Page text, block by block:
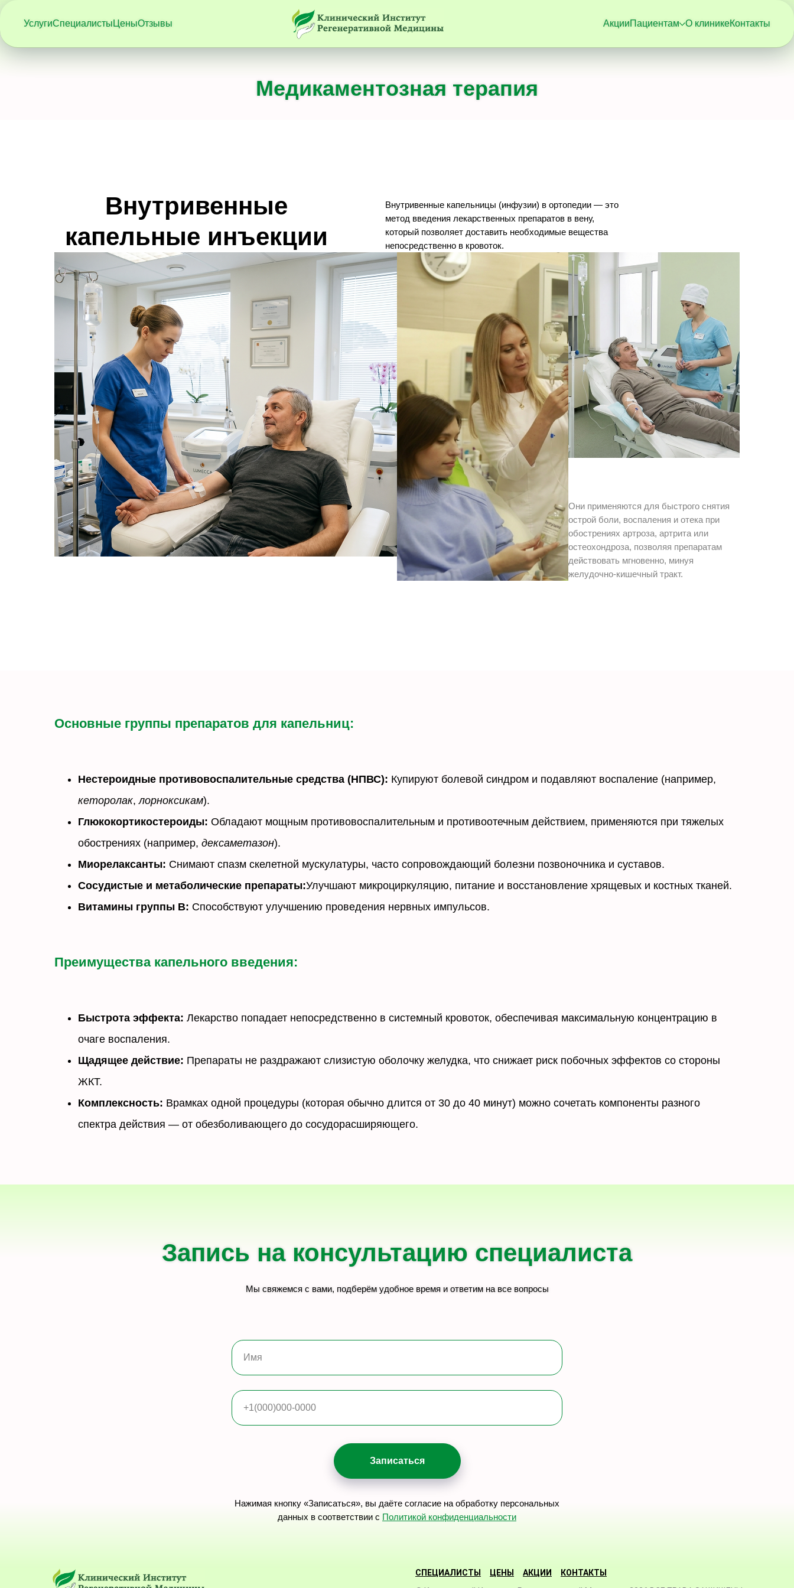
УслугиСпециалисты ЦеныОтзывы АкцииПациентам О клиникеКонтакты
Медикаментозная терапия
Внутривенные
капельные инъекции
Внутривенные капельницы (инфузии) в ортопедии — это
метод введения лекарственных препаратов в вену,
который позволяет доставить необходимые вещества
непосредственно в кровоток.
Они применяются для быстрого снятия
острой боли, воспаления и отека при
обострениях артроза, артрита или
остеохондроза, позволяя препаратам
действовать мгновенно, минуя
желудочно-кишечный тракт.
Основные группы препаратов для капельниц:
Нестероидные противовоспалительные средства (НПВС): Купируют болевой синдром и подавляют воспаление (например,
кеторолак,лорноксикам).
Глюкокортикостероиды: Обладают мощным противовоспалительным и противоотечным действием, применяются при тяжелых
обострениях (например, дексаметазон).
Миорелаксанты: Снимают спазм скелетной мускулатуры, часто сопровождающий болезни позвоночника и суставов.
Сосудистые и метаболические препараты:Улучшают микроциркуляцию, питание и восстановление хрящевых и костных тканей.
Витамины группы В: Способствуют улучшению проведения нервных импульсов.
Преимущества капельного введения:
Быстрота эффекта: Лекарство попадает непосредственно в системный кровоток, обеспечивая максимальную концентрацию в
очаге воспаления.
Щадящее действие: Препараты не раздражают слизистую оболочку желудка, что снижает риск побочных эффектов со стороны
ЖКТ.
Комплексность: Врамках одной процедуры (которая обычно длится от 30 до 40 минут) можно сочетать компоненты разного
спектра действия — от обезболивающего до сосудорасширяющего.
Запись на консультацию специалиста
Мы свяжемся с вами, подберём удобное время и ответим на все вопросы
Имя
+1(000)000-0000
Запиcаться
Нажимая кнопку «Записаться», вы даёте согласие на обработку персональных
данных в соответствии с Политикой конфиденциальности
СПЕЦИАЛИСТЫ ЦЕНЫ АКЦИИ
КОНТАКТЫ